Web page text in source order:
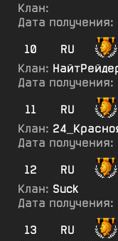
Клан:
Дата получения:
10
RU
Клан:
Дата получения:
11
RU
Клан:
Дата получения:
12
RU
Клан: Suck
Дата получения:
13
RU